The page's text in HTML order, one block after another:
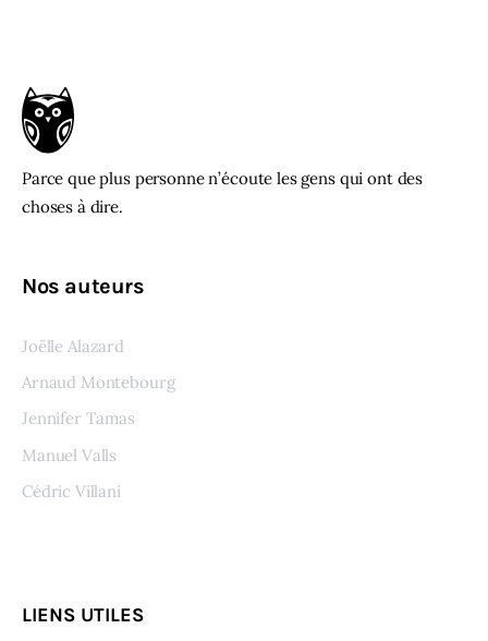
Parce que plus personne n’écoute les gens qui ont des
choses à dire.
Nos auteurs
Joëlle Alazard
Arnaud Montebourg
Jennifer Tamas
Manuel Valls
Cédric Villani
LIENS UTILES